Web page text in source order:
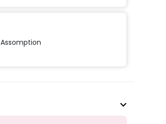
Assomption